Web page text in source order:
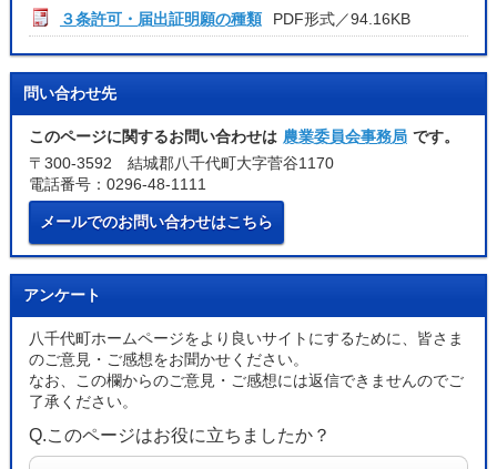
３条許可・届出証明願の種類 PDF形式／94.16KB
問い合わせ先
このページに関するお問い合わせは 農業委員会事務局 です。
〒300-3592 結城郡八千代町大字菅谷1170
電話番号：0296-48-1111
メールでのお問い合わせはこちら
アンケート
八千代町ホームページをより良いサイトにするために、皆さま
のご意見・ご感想をお聞かせください。
なお、この欄からのご意見・ご感想には返信できませんのでご
了承ください。
Q.このページはお役に立ちましたか？